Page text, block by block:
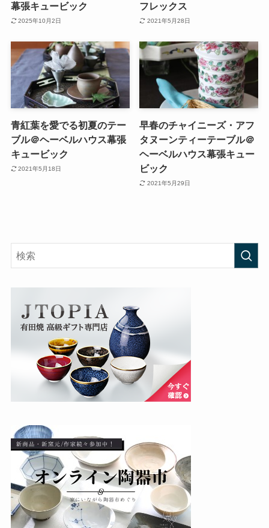
幕張キュービック
2025年10月2日
フレックス
2021年5月28日
青紅葉を愛でる初夏のテー
ブル＠ヘーベルハウス幕張
キュービック
2021年5月18日
早春のチャイニーズ・アフ
タヌーンティーテーブル＠
ヘーベルハウス幕張キュー
ビック
2021年5月29日